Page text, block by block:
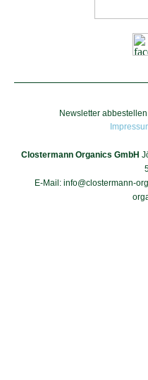
Newsletter abbestellen
Clostermann Organics GmbH
E-Mail: info@clostermann-